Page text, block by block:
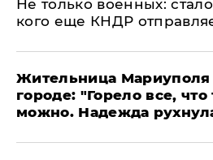
Не только военных:
кого еще КНДР
Жительница Мариуполя
городе: "Горело все, что
можно. Надежда